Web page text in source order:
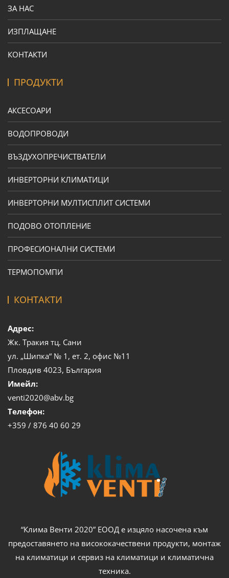
ЗА НАС
ИЗПЛАЩАНЕ
КОНТАКТИ
ПРОДУКТИ
АКСЕСОАРИ
ВОДОПРОВОДИ
ВЪЗДУХОПРЕЧИСТВАТЕЛИ
ИНВЕРТОРНИ КЛИМАТИЦИ
ИНВЕРТОРНИ МУЛТИСПЛИТ СИСТЕМИ
ПОДОВО ОТОПЛЕНИЕ
ПРОФЕСИОНАЛНИ СИСТЕМИ
ТЕРМОПОМПИ
КОНТАКТИ
Адрес:
Жк. Тракия тц. Сани
ул. „Шипка“ № 1, ет. 2, офис №11
Пловдив 4023, България
Имейл:
venti2020@abv.bg
Телефон:
+359 / 876 40 60 29
“Клима Венти 2020” ЕООД е изцяло насочена към
предоставянето на висококачествени продукти, монтаж
на климатици и сервиз на климатици и климатична
техника.